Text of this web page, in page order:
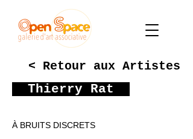
< Retour aux Artistes
Thierry Rat
À BRUITS DISCRETS